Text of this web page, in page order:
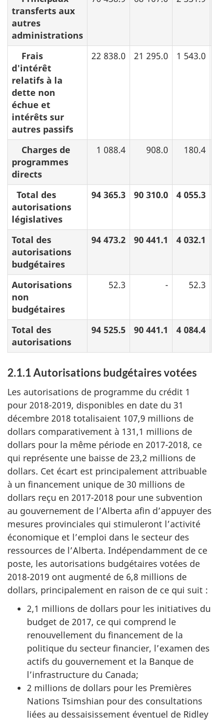
transferts aux
autres
administrations
Frais
d'intérêt
relatifs à la
dette non
échue et
intérêts sur
autres passifs
22 838.0 21 295.0 1 543.0
Charges de
programmes
directs
1 088.4 908.0 180.4
Total des
autorisations
législatives
94 365.3 90 310.0 4 055.3
Total des
autorisations
budgétaires
94 473.2 90 441.1 4 032.1
Autorisations
non
budgétaires
52.3 - 52.3
Total des
autorisations
94 525.5 90 441.1 4 084.4
2.1.1 Autorisations budgétaires votées
Les autorisations de programme du crédit 1
pour 2018-2019, disponibles en date du 31
décembre 2018 totalisaient 107,9 millions de
dollars comparativement à 131,1 millions de
dollars pour la même période en 2017-2018, ce
qui représente une baisse de 23,2 millions de
dollars. Cet écart est principalement attribuable
à un financement unique de 30 millions de
dollars reçu en 2017-2018 pour une subvention
au gouvernement de l’Alberta afin d’appuyer des
mesures provinciales qui stimuleront l’activité
économique et l’emploi dans le secteur des
ressources de l’Alberta. Indépendamment de ce
poste, les autorisations budgétaires votées de
2018-2019 ont augmenté de 6,8 millions de
dollars, principalement en raison de ce qui suit :
2,1 millions de dollars pour les initiatives du
budget de 2017, ce qui comprend le
renouvellement du financement de la
politique du secteur financier, l’examen des
actifs du gouvernement et la Banque de
l’infrastructure du Canada;
2 millions de dollars pour les Premières
Nations Tsimshian pour des consultations
liées au dessaisissement éventuel de Ridley